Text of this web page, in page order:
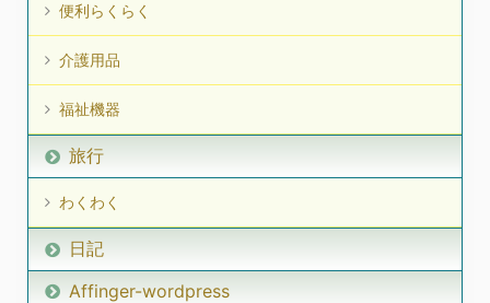
便利らくらく
介護用品
福祉機器
旅行
わくわく
日記
Affinger-wordpress